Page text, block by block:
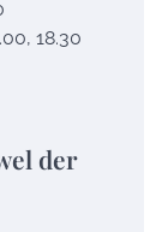
18.30
der